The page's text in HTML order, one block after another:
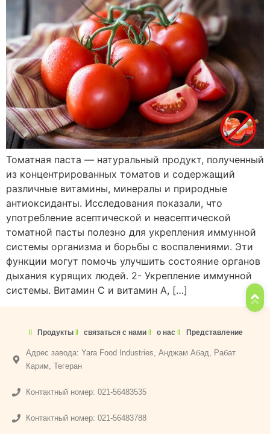
Томатная паста — натуральный продукт, полученный
из концентрированных томатов и содержащий
различные витамины, минералы и природные
антиоксиданты. Исследования показали, что
употребление асептической и неасептической
томатной пасты полезно для укрепления иммунной
системы организма и борьбы с воспалениями. Эти
функции могут помочь улучшить состояние органов
дыхания курящих людей. 2- Укрепление иммунной
системы. Витамин С и витамин А, […]
Продукты связаться с нами о нас Представление
Адрес завода: Yara Food Industries, Анджам Абад, Рабат
Карим, Тегеран
Контактный номер: 021-56483535
Контактный номер: 021-56483788